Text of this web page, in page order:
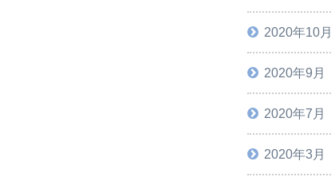
2020年10月
2020年9月
2020年7月
2020年3月